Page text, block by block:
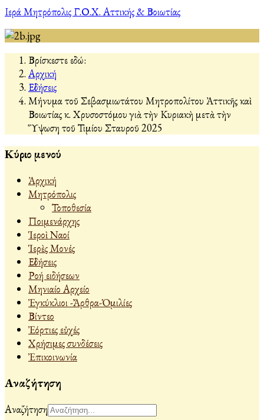
Ιερά Μητρόπολις Γ.Ο.Χ. Αττικής & Βοιωτίας
Βρίσκεστε εδώ:
Αρχική
Εἰδήσεις
Μήνυμα τοῦ Σεβασμιωτάτου Μητροπολίτου Ἀττικῆς καὶ
Βοιωτίας κ. Χρυσοστόμου γιὰ τὴν Κυριακὴ μετὰ τὴν
Ὕψωση τοῦ Τιμίου Σταυροῦ 2025
Κύριο μενού
Ἀρχική
Μητρόπολις
Τοποθεσία
Ποιμενάρχης
Ἱεροὶ Ναοί
Ἱερὲς Μονές
Εἰδήσεις
Ροή ειδήσεων
Μηνιαίο Αρχείο
Ἐγκύκλιοι -Ἄρθρα-Ὁμιλίες
Βίντεο
Ἐόρτιες εὐχές
Χρήσιμες συνδέσεις
Ἐπικοινωνία
Αναζήτηση
Αναζήτηση